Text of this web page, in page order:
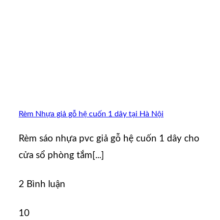
Rèm Nhựa giả gỗ hệ cuốn 1 dây tại Hà Nội
Rèm sáo nhựa pvc giả gỗ hệ cuốn 1 dây cho
cửa sổ phòng tắm[...]
2 Bình luận
10